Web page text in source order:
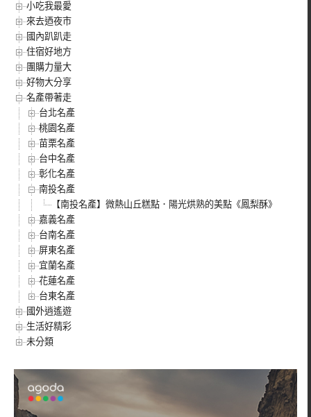
小吃我最愛
來去迺夜市
國內趴趴走
住宿好地方
團購力量大
好物大分享
名產帶著走
台北名產
桃園名產
苗栗名產
台中名產
彰化名產
南投名產
【南投名產】微熱山丘糕點．陽光烘熟的美點《鳳梨酥》
嘉義名產
台南名產
屏東名產
宜蘭名產
花蓮名產
台東名產
國外逍遙遊
生活好精彩
未分類